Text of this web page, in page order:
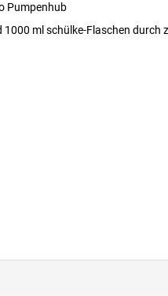
Pumpenhub
ml schülke-Flaschen durch